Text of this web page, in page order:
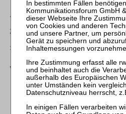
AG Hamburg, Beschl. v.
Zur Frage der Rückerstattung im
Widerrufs durch den Treuhänder
ZVI 2009, 35
Wohlverhaltensperiode und
BGH, Beschl. v. 09.10.2008 – IX
Umfang der Auskunftserteilung im
Eröffnungsantrags des Schuldners